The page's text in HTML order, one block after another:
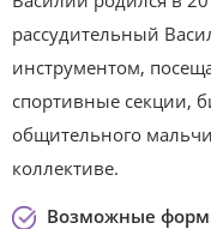
рассудительный
инструментом,
спортивные секции,
общительного
коллективе.
Возможные